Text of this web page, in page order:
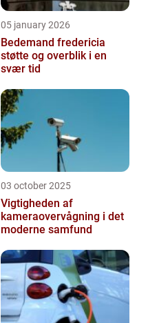
05 january 2026
Bedemand fredericia
støtte og overblik i en
svær tid
03 october 2025
Vigtigheden af
kameraovervågning i det
moderne samfund